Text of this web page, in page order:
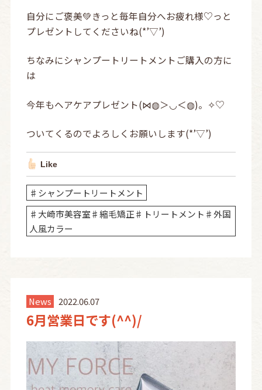
自分にご褒美💚きっと毎年自分へお疲れ様♡っと
プレゼントしてくださいね(*’▽’)
ちなみにシャンプートリートメントご購入の方に
は
今年もヘアケアプレゼント(⋈◍＞◡＜◍)。✧♡
ついてくるのでよろしくお願いします(*’▽’)
Like
♯シャンプートリートメント
♯大崎市美容室♯縮毛矯正♯トリートメント♯外国
人風カラー
News 2022.06.07
6月営業日です(^^)/